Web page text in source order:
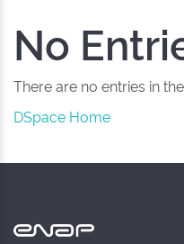
No
There are no entries in
DSpace Home